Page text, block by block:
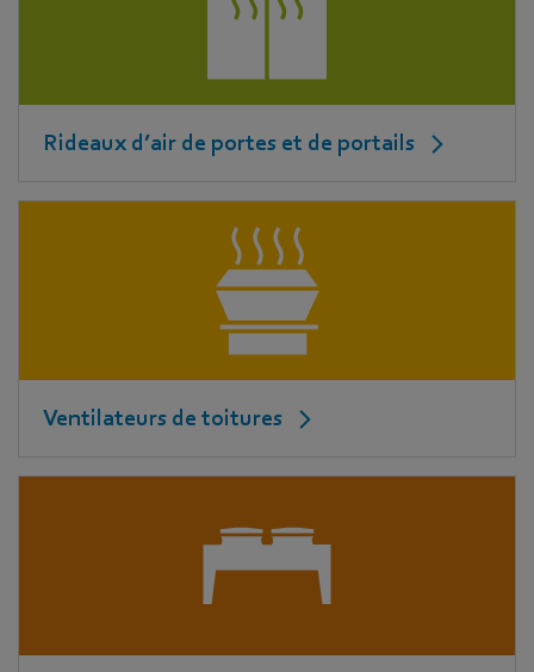
Rideaux d’air de portes et de portails
Ventilateurs de toitures